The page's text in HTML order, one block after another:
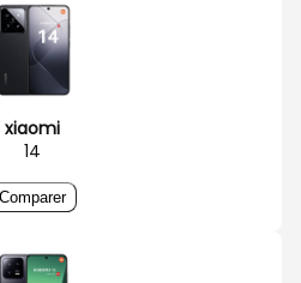
xiaomi
14
Comparer